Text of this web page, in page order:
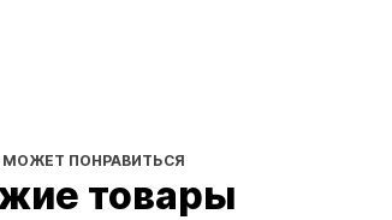
МОЖЕТ ПОНРАВИТЬСЯ
товары